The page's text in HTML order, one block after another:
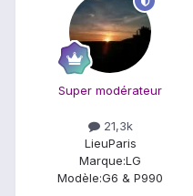
Super modérateur
21,3k
LieuParis
Marque:LG
Modèle:G6 & P990